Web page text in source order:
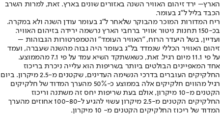
הארץ– ירד זיהום האוויר השנה באזורים שונים בארץ. זאת, למרות השרב
הכבד בליל ל"ג בעומר.
ריח המדורות המוכר מהבוקר שלאחר ל"ג בעומר עודן השנה ולא במקרה.
בכ-150 תחנות ניטור אוויר ברחבי הארץ נרשמה ירידה בזיהום האוויר.
ועדיין, בשל היעדר הרוח, "האוויר העומד" והטמפרטורות הגבוהות –
זיהום האוויר הכללי שנמדד בל"ג בעומר היה גבוה מהשנה שעברה, ועמד
על פי 11.1 מיום רגיל. זאת, כשאשתקד השיא עמד על פי 7.1 מהממוצע.
אחד המאפיינים הבולטים ביותר בשריפות הוא עלייה ניכרת בריכוז
החלקיקים העוברים בדרכי הנשימה העדינים, שקטנים מ-2.5 מיקרון. ביום
רגיל מהווים חלקיקים אלה בממוצע כ-50% מהערך המדוד של חלקיקים
הקטנים מ-10 מיקרון, אולם בעת שריפות יחס זה משתנה וריכוז
החלקיקים הקטנים מ-2.5 מיקרון עשוי להגיע ל-100-80 אחוזים מהערך
המדוד של ריכוז החלקיקים הקטנים מ- 10 מיקרון.